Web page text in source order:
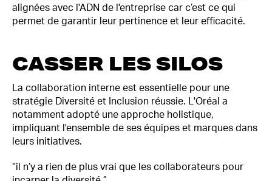
alignées avec l'ADN de l'entreprise car c’est ce qui
permet de garantir leur pertinence et leur efficacité.
CASSER LES SILOS
La collaboration interne est essentielle pour une
stratégie Diversité et Inclusion réussie. L'Oréal a
notamment adopté une approche holistique,
impliquant l'ensemble de ses équipes et marques dans
leurs initiatives.
“il n’y a rien de plus vrai que les collaborateurs pour